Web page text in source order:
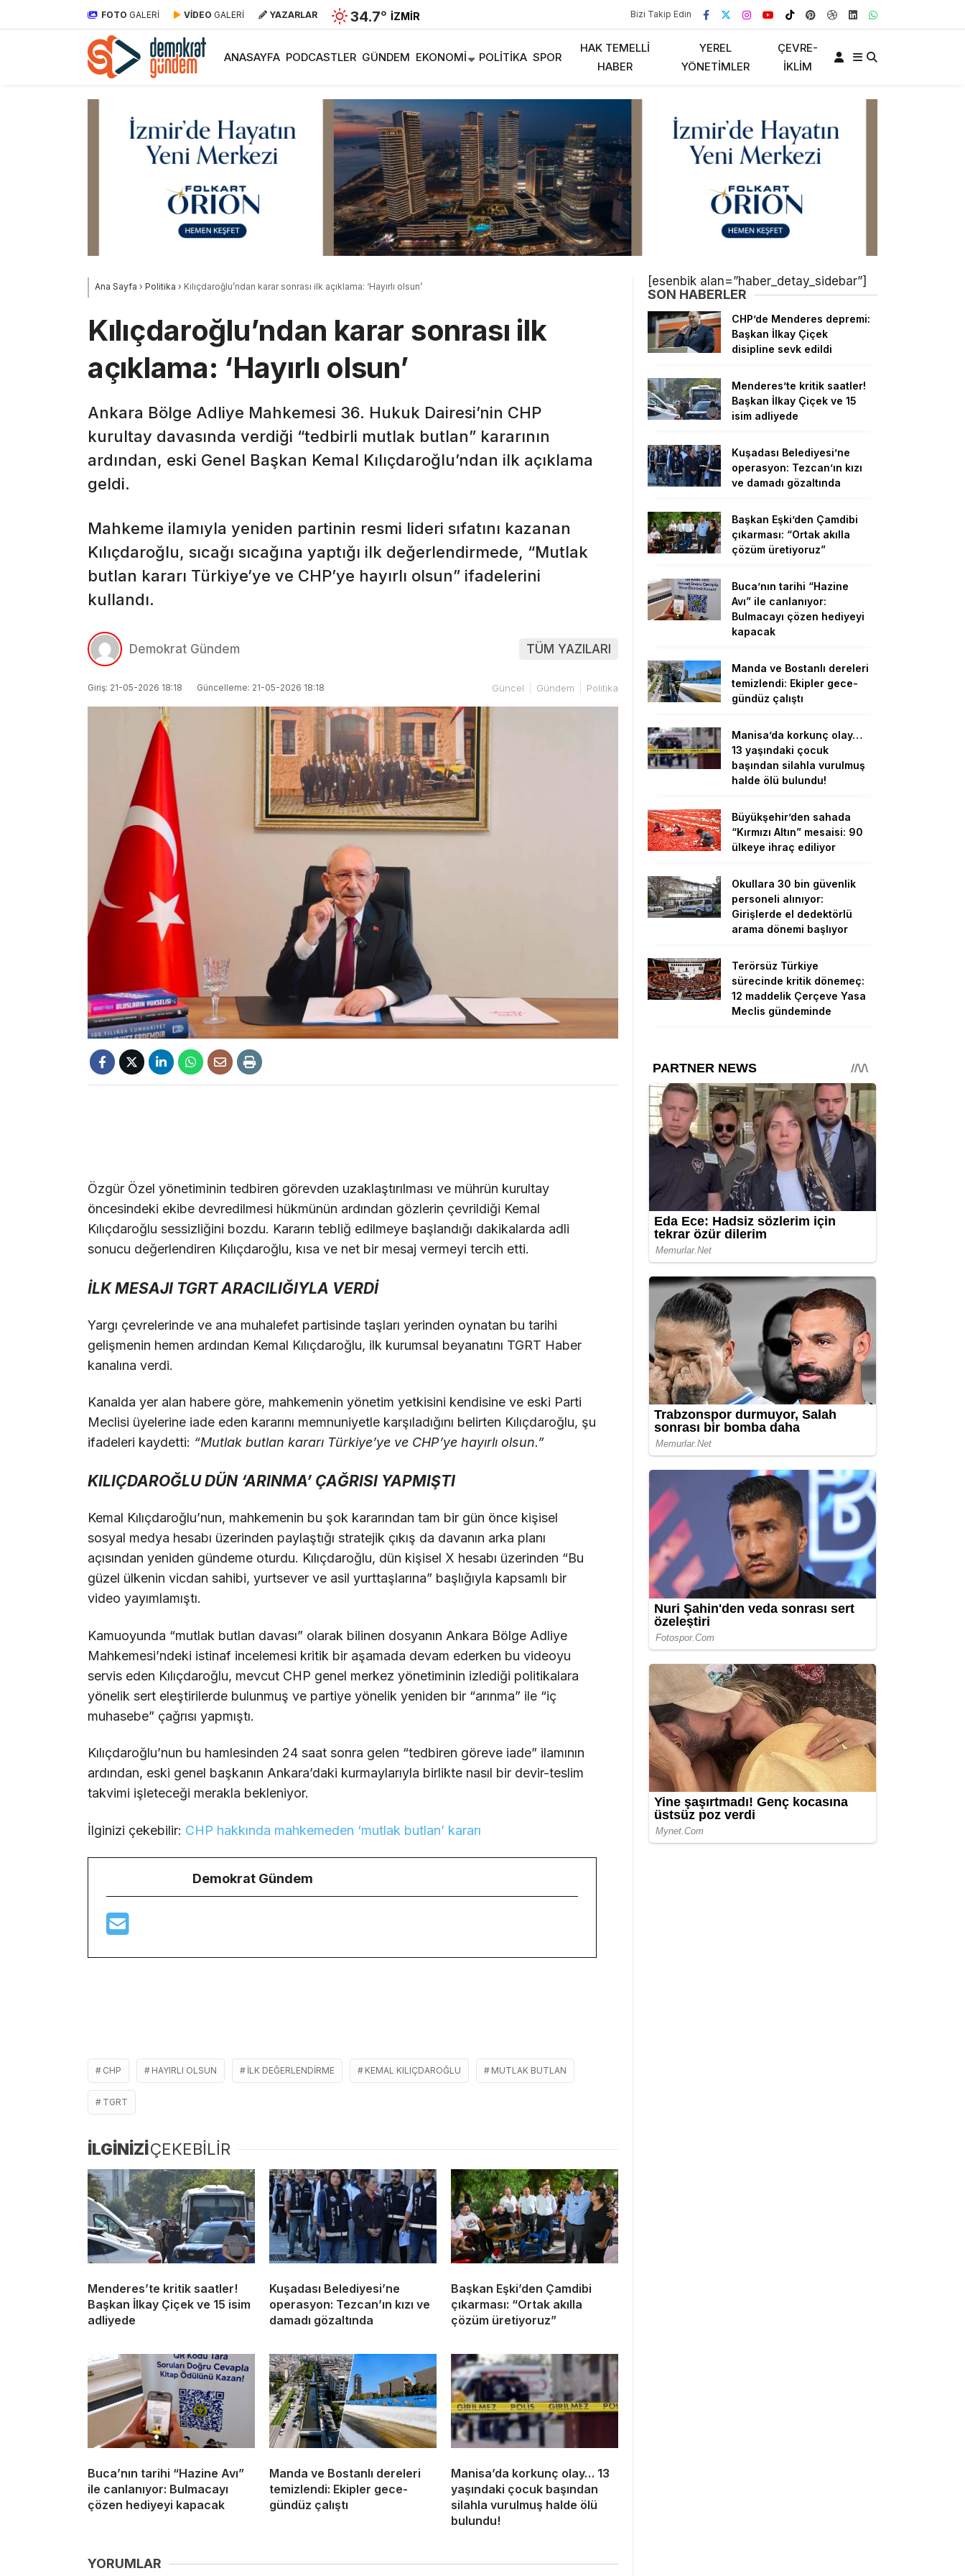
FOTO GALERİ VİDEO GALERİ YAZARLAR 34.7° İZMIR Bizi Takip Edin
ANASAYFA PODCASTLER GÜNDEM EKONOMI POLITIKA SPOR
HAK TEMELLI
HABER
YEREL
YÖNETIMLER
ÇEVRE-
İKLIM
Ana Sayfa › Politika › Kılıçdaroğlu’ndan karar sonrası ilk açıklama: ‘Hayırlı olsun’
Kılıçdaroğlu’ndan karar sonrası ilk
açıklama: ‘Hayırlı olsun’
Ankara Bölge Adliye Mahkemesi 36. Hukuk Dairesi’nin CHP
kurultay davasında verdiği “tedbirli mutlak butlan” kararının
ardından, eski Genel Başkan Kemal Kılıçdaroğlu’ndan ilk açıklama
geldi.
Mahkeme ilamıyla yeniden partinin resmi lideri sıfatını kazanan
Kılıçdaroğlu, sıcağı sıcağına yaptığı ilk değerlendirmede, “Mutlak
butlan kararı Türkiye’ye ve CHP’ye hayırlı olsun” ifadelerini
kullandı.
Demokrat Gündem TÜM YAZILARI
Giriş: 21-05-2026 18:18 Güncelleme: 21-05-2026 18:18 Güncel Gündem Politika
Özgür Özel yönetiminin tedbiren görevden uzaklaştırılması ve mührün kurultay
öncesindeki ekibe devredilmesi hükmünün ardından gözlerin çevrildiği Kemal
Kılıçdaroğlu sessizliğini bozdu. Kararın tebliğ edilmeye başlandığı dakikalarda adli
sonucu değerlendiren Kılıçdaroğlu, kısa ve net bir mesaj vermeyi tercih etti.
İLK MESAJI TGRT ARACILIĞIYLA VERDİ
Yargı çevrelerinde ve ana muhalefet partisinde taşları yerinden oynatan bu tarihi
gelişmenin hemen ardından Kemal Kılıçdaroğlu, ilk kurumsal beyanatını TGRT Haber
kanalına verdi.
Kanalda yer alan habere göre, mahkemenin yönetim yetkisini kendisine ve eski Parti
Meclisi üyelerine iade eden kararını memnuniyetle karşıladığını belirten Kılıçdaroğlu, şu
ifadeleri kaydetti: “Mutlak butlan kararı Türkiye’ye ve CHP’ye hayırlı olsun.”
KILIÇDAROĞLU DÜN ‘ARINMA’ ÇAĞRISI YAPMIŞTI
Kemal Kılıçdaroğlu’nun, mahkemenin bu şok kararından tam bir gün önce kişisel
sosyal medya hesabı üzerinden paylaştığı stratejik çıkış da davanın arka planı
açısından yeniden gündeme oturdu. Kılıçdaroğlu, dün kişisel X hesabı üzerinden “Bu
güzel ülkenin vicdan sahibi, yurtsever ve asil yurttaşlarına” başlığıyla kapsamlı bir
video yayımlamıştı.
Kamuoyunda “mutlak butlan davası” olarak bilinen dosyanın Ankara Bölge Adliye
Mahkemesi’ndeki istinaf incelemesi kritik bir aşamada devam ederken bu videoyu
servis eden Kılıçdaroğlu, mevcut CHP genel merkez yönetiminin izlediği politikalara
yönelik sert eleştirilerde bulunmuş ve partiye yönelik yeniden bir “arınma” ile “iç
muhasebe” çağrısı yapmıştı.
Kılıçdaroğlu’nun bu hamlesinden 24 saat sonra gelen “tedbiren göreve iade” ilamının
ardından, eski genel başkanın Ankara’daki kurmaylarıyla birlikte nasıl bir devir-teslim
takvimi işleteceği merakla bekleniyor.
İlginizi çekebilir: CHP hakkında mahkemeden ‘mutlak butlan’ kararı
Demokrat Gündem
CHP HAYIRLI OLSUN ILK DEĞERLENDIRME KEMAL KILIÇDAROĞLU MUTLAK BUTLAN
TGRT
İLGİNİZİÇEKEBİLİR
Menderes’te kritik saatler!
Başkan İlkay Çiçek ve 15 isim
adliyede
Kuşadası Belediyesi’ne
operasyon: Tezcan’ın kızı ve
damadı gözaltında
Başkan Eşki’den Çamdibi
çıkarması: “Ortak akılla
çözüm üretiyoruz”
Buca’nın tarihi “Hazine Avı”
ile canlanıyor: Bulmacayı
çözen hediyeyi kapacak
Manda ve Bostanlı dereleri
temizlendi: Ekipler gece-
gündüz çalıştı
Manisa’da korkunç olay… 13
yaşındaki çocuk başından
silahla vurulmuş halde ölü
bulundu!
YORUMLAR
[esenbik alan=”haber_detay_sidebar”]
SON HABERLER
CHP’de Menderes depremi:
Başkan İlkay Çiçek
disipline sevk edildi
Menderes’te kritik saatler!
Başkan İlkay Çiçek ve 15
isim adliyede
Kuşadası Belediyesi’ne
operasyon: Tezcan’ın kızı
ve damadı gözaltında
Başkan Eşki’den Çamdibi
çıkarması: “Ortak akılla
çözüm üretiyoruz”
Buca’nın tarihi “Hazine
Avı” ile canlanıyor:
Bulmacayı çözen hediyeyi
kapacak
Manda ve Bostanlı dereleri
temizlendi: Ekipler gece-
gündüz çalıştı
Manisa’da korkunç olay…
13 yaşındaki çocuk
başından silahla vurulmuş
halde ölü bulundu!
Büyükşehir’den sahada
“Kırmızı Altın” mesaisi: 90
ülkeye ihraç ediliyor
Okullara 30 bin güvenlik
personeli alınıyor:
Girişlerde el dedektörlü
arama dönemi başlıyor
Terörsüz Türkiye
sürecinde kritik dönemeç:
12 maddelik Çerçeve Yasa
Meclis gündeminde